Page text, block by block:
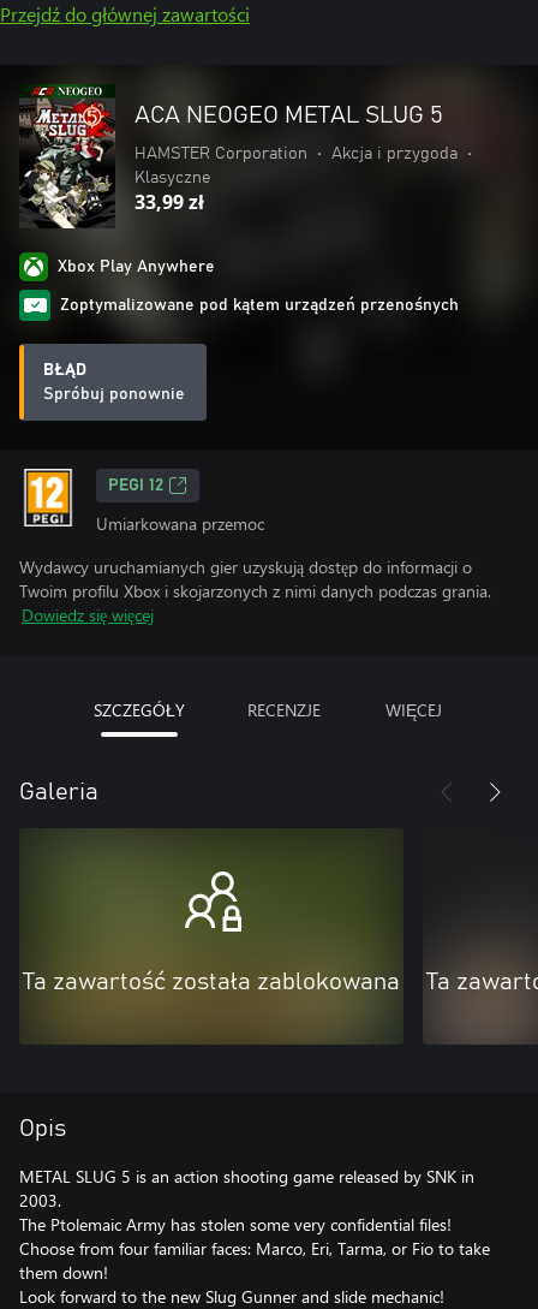
Przejdź do głównej zawartości
ACA NEOGEO METAL SLUG 5
HAMSTER Corporation • Akcja i przygoda
•
Klasyczne
33,99 zł
Xbox Play Anywhere
Zoptymalizowane pod kątem urządzeń przenośnych
BŁĄD
Spróbuj ponownie
PEGI 12
Umiarkowana przemoc
Wydawcy uruchamianych gier uzyskują dostęp do informacji o
Twoim profilu Xbox i skojarzonych z nimi danych podczas grania.
Dowiedz się więcej
SZCZEGÓŁY RECENZJE WIĘCEJ
Galeria
Ta zawartość została zablokowana Ta
Opis
METAL SLUG 5 is an action shooting game released by SNK in
2003.
The Ptolemaic Army has stolen some very confidential files!
Choose from four familiar faces: Marco, Eri, Tarma, or Fio to take
them down!
Look forward to the new Slug Gunner and slide mechanic!